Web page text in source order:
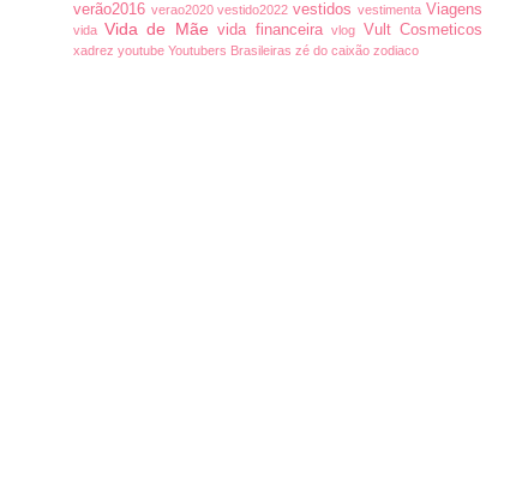
verão2016 verao2020vestido2022vestidosvestimentaViagens
vidaVida de Mãevida financeiravlog Vult Cosmeticos
xadrez youtube Youtubers Brasileiras zé do caixão zodiaco